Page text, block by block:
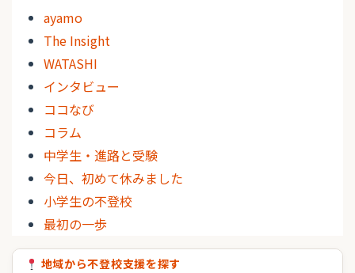
ayamo
The Insight
WATASHI
インタビュー
ココなび
コラム
中学生・進路と受験
今日、初めて休みました
小学生の不登校
最初の一歩
地域から不登校支援を探す